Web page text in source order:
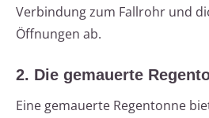
Verbindung zum Fallrohr und
Öffnungen ab.
2. Die gemauerte
Eine gemauerte Regentonne